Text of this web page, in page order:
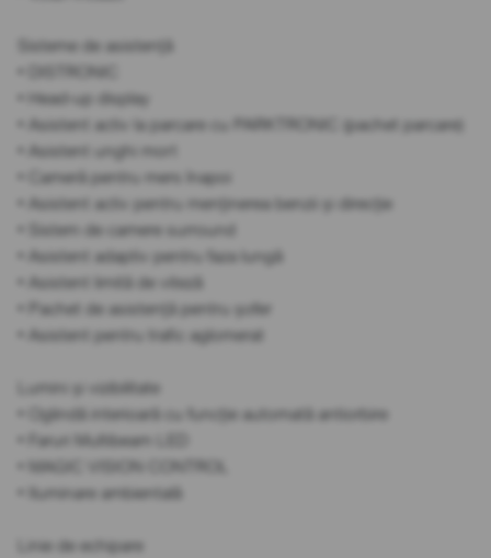
Sisteme de asistență
• DISTRONIC
• Head-up display
• Asistent activ la parcare cu PARKTRONIC (pachet parcare)
• Asistent unghi mort
• Cameră pentru mers înapoi
• Asistent activ pentru menținerea benzii și direcție
• Sistem de camere surround
• Asistent adaptiv pentru faza lungă
• Asistent limită de viteză
• Pachet de asistență pentru șofer
• Asistent pentru trafic aglomerat
Lumini și vizibilitate
• Oglindă interioară cu funcție automată antiorbire
• Faruri Multibeam LED
• MAGIC VISION CONTROL
• Iluminare ambientală
Linie de echipare